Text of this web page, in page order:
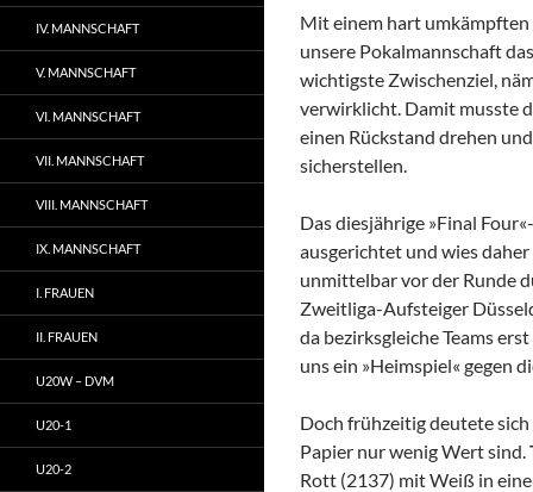
Mit einem hart umkämpften
unsere Pokalmannschaft
wichtigste Zwischenziel,
verwirklicht. Damit musste
einen Rückstand drehen
sicherstellen.
Das diesjährige »Final
ausgerichtet und wies
unmittelbar vor der Runde
Zweitliga-Aufsteiger
da bezirksgleiche Teams
uns ein »Heimspiel« gegen
Doch frühzeitig deutete
Papier nur wenig Wert sind.
Rott (2137) mit Weiß in
IV. MANNSCHAFT
V. MANNSCHAFT
VI. MANNSCHAFT
VII. MANNSCHAFT
VIII. MANNSCHAFT
IX. MANNSCHAFT
I. FRAUEN
II. FRAUEN
U20W – DVM
U20-1
U20-2